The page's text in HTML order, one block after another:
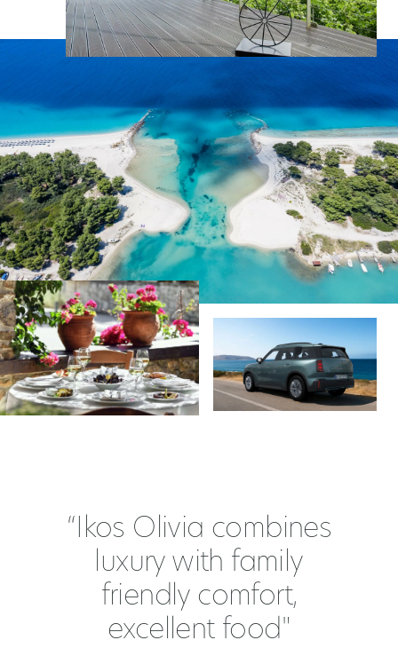
“Ikos Olivia combines
luxury with family
friendly comfort,
excellent food"